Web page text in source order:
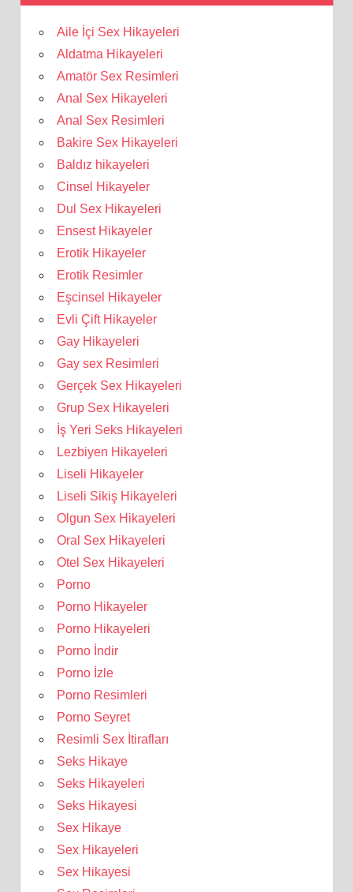
Aile İçi Sex Hikayeleri
Aldatma Hikayeleri
Amatör Sex Resimleri
Anal Sex Hikayeleri
Anal Sex Resimleri
Bakire Sex Hikayeleri
Baldız hikayeleri
Cinsel Hikayeler
Dul Sex Hikayeleri
Ensest Hikayeler
Erotik Hikayeler
Erotik Resimler
Eşcinsel Hikayeler
Evli Çift Hikayeler
Gay Hikayeleri
Gay sex Resimleri
Gerçek Sex Hikayeleri
Grup Sex Hikayeleri
İş Yeri Seks Hikayeleri
Lezbiyen Hikayeleri
Liseli Hikayeler
Liseli Sikiş Hikayeleri
Olgun Sex Hikayeleri
Oral Sex Hikayeleri
Otel Sex Hikayeleri
Porno
Porno Hikayeler
Porno Hikayeleri
Porno İndir
Porno İzle
Porno Resimleri
Porno Seyret
Resimli Sex İtirafları
Seks Hikaye
Seks Hikayeleri
Seks Hikayesi
Sex Hikaye
Sex Hikayeleri
Sex Hikayesi